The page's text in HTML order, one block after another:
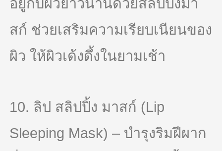
อยู่กับผิวยาวนานด้วยสลีปปิ้งมา
สก์ ช่วยเสริมความเรียบเนียนของ
ผิว ให้ผิวเด้งดึ้งในยามเช้า
10. ลิป สลิปปิ้ง มาสก์ (Lip
Sleeping Mask) – บำรุงริมฝีผาก